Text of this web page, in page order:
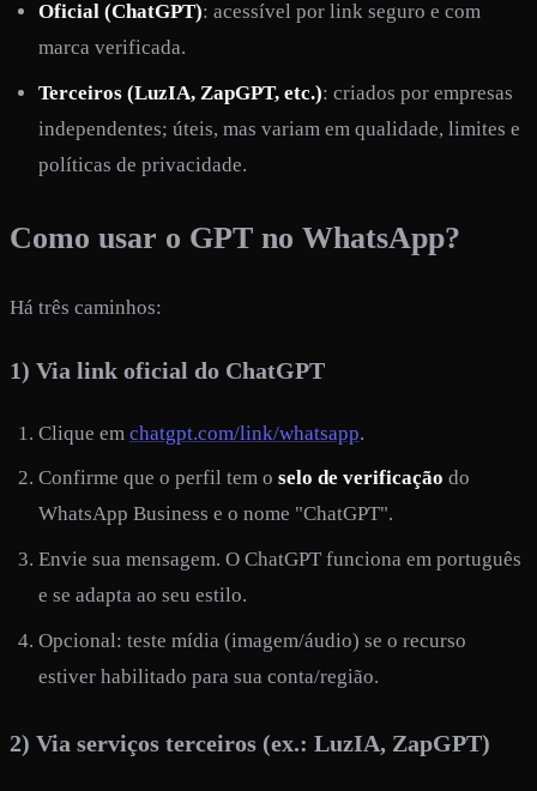
Oficial (ChatGPT): acessível por link seguro e com
marca verificada.
Terceiros (LuzIA, ZapGPT, etc.): criados por empresas
independentes; úteis, mas variam em qualidade, limites e
políticas de privacidade.
Como usar o GPT no WhatsApp?
Há três caminhos:
1) Via link oficial do ChatGPT
Clique em chatgpt.com/link/whatsapp.
Confirme que o perfil tem o selo de verificação do
WhatsApp Business e o nome "ChatGPT".
Envie sua mensagem. O ChatGPT funciona em português
e se adapta ao seu estilo.
Opcional: teste mídia (imagem/áudio) se o recurso
estiver habilitado para sua conta/região.
2) Via serviços terceiros (ex.: LuzIA, ZapGPT)